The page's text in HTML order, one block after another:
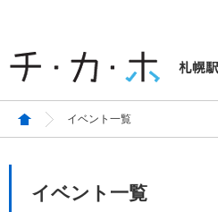
イベント一覧
イベント一覧